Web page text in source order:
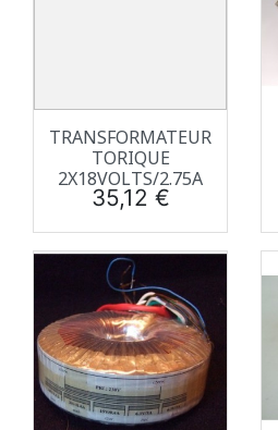
TRANSFORMATEUR
TORIQUE
2X18VOLTS/2.75A
Prix
35,12 €